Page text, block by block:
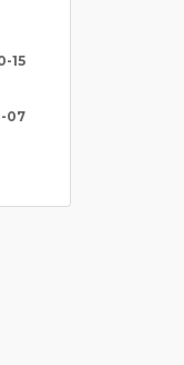
15
07